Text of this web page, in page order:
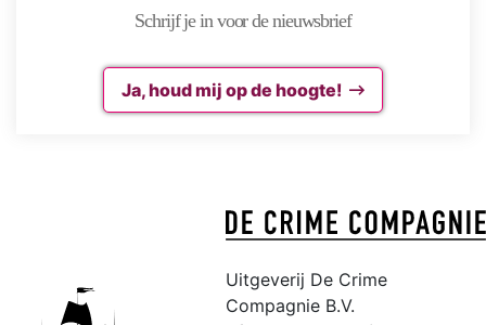
Schrijf je in voor de nieuwsbrief
Ja, houd mij op de hoogte!
Uitgeverij De Crime
Compagnie B.V.